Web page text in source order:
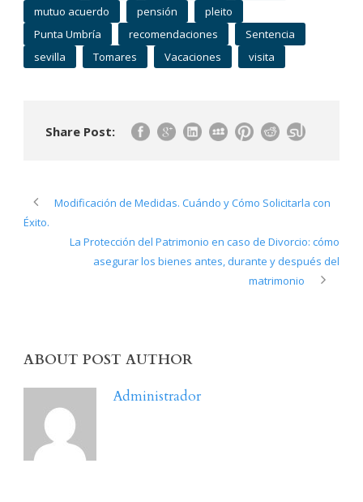
mutuo acuerdo
pensión
pleito
Punta Umbría
recomendaciones
Sentencia
sevilla
Tomares Vacaciones visita
Share Post:
Modificación de Medidas. Cuándo y Cómo Solicitarla con
Éxito.
La Protección del Patrimonio en caso de Divorcio: cómo
asegurar los bienes antes, durante y después del
matrimonio
ABOUT POST AUTHOR
Administrador